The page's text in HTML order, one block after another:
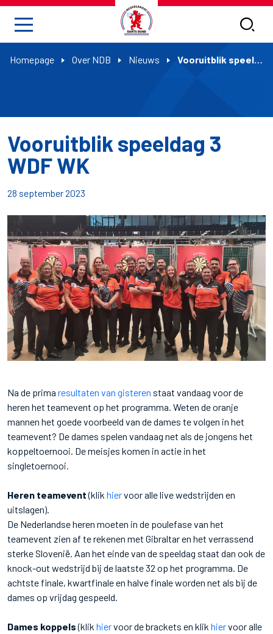
Homepage Over NDB Nieuws Vooruitblik speeldag 3 WDF WK
Vooruitblik speeldag 3
WDF WK
28 september 2023
Na de prima resultaten van gisteren staat vandaag voor de
heren het teamevent op het programma. Weten de oranje
mannen het goede voorbeeld van de dames te volgen in het
teamevent? De dames spelen vandaag net als de jongens het
koppeltoernooi. De meisjes komen in actie in het
singletoernooi.
Heren teamevent(klik hiervoor alle live wedstrijden en
uitslagen).
De Nederlandse heren moeten in de poulefase van het
teamevent zien af te rekenen met Gibraltar en het verrassend
sterke Slovenië. Aan het einde van de speeldag staat dan ook de
knock-out wedstrijd bij de laatste 32 op het programma. De
achtste finale, kwartfinale en halve finale worden net als bij de
dames op vrijdag gespeeld.
Dames koppels(klik hiervoor de brackets en klik hiervoor alle